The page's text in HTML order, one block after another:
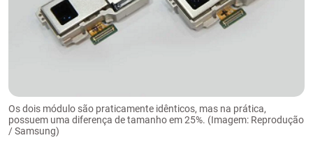
Os dois módulo são praticamente idênticos, mas na prática,
possuem uma diferença de tamanho em 25%. (Imagem: Reprodução
/ Samsung)